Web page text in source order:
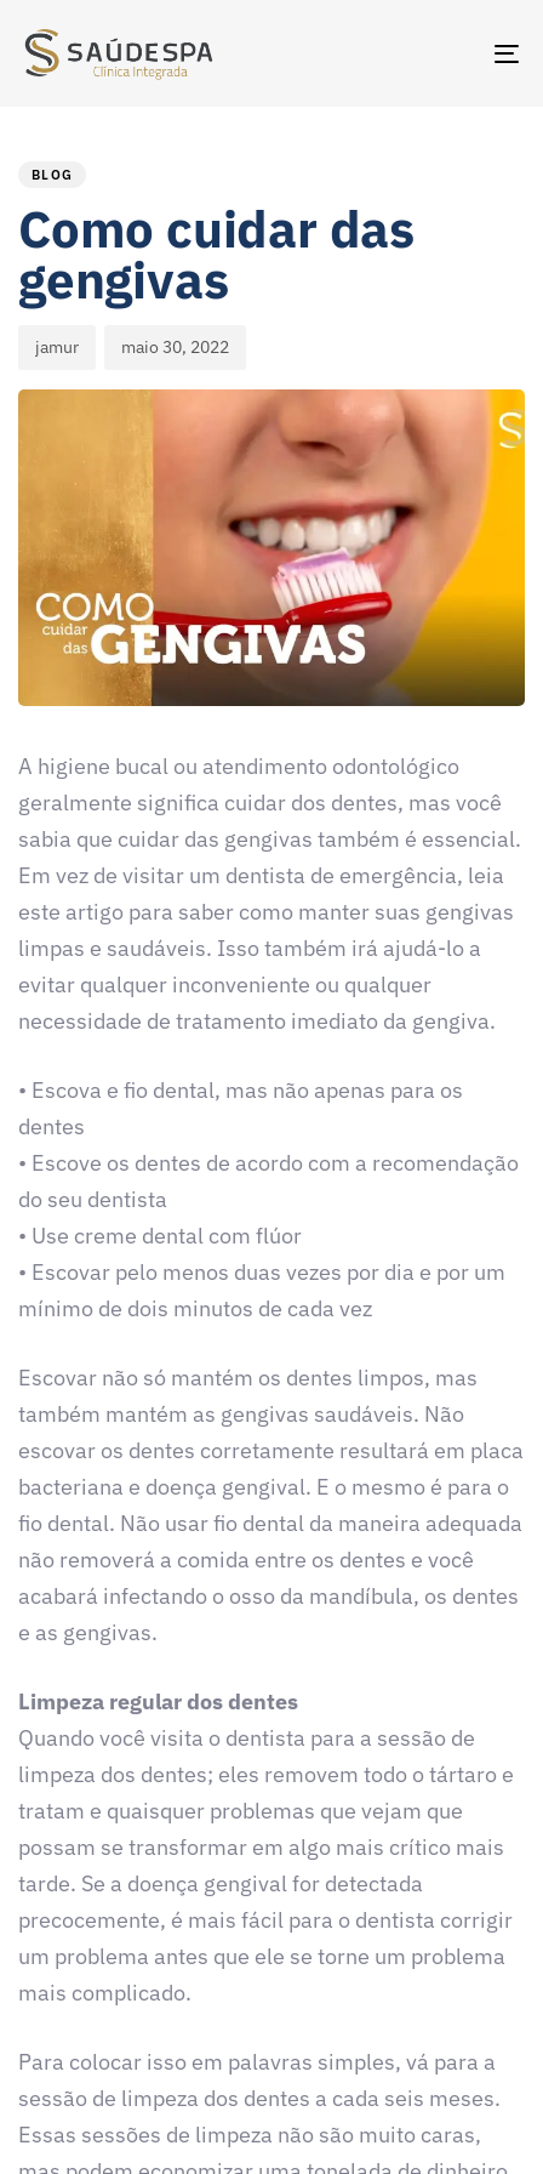
BLOG
Como cuidar das
gengivas
jamur maio 30, 2022
A higiene bucal ou atendimento odontológico
geralmente significa cuidar dos dentes, mas você
sabia que cuidar das gengivas também é essencial.
Em vez de visitar um dentista de emergência, leia
este artigo para saber como manter suas gengivas
limpas e saudáveis. Isso também irá ajudá-lo a
evitar qualquer inconveniente ou qualquer
necessidade de tratamento imediato da gengiva.
• Escova e fio dental, mas não apenas para os
dentes
• Escove os dentes de acordo com a recomendação
do seu dentista
• Use creme dental com flúor
• Escovar pelo menos duas vezes por dia e por um
mínimo de dois minutos de cada vez
Escovar não só mantém os dentes limpos, mas
também mantém as gengivas saudáveis. Não
escovar os dentes corretamente resultará em placa
bacteriana e doença gengival. E o mesmo é para o
fio dental. Não usar fio dental da maneira adequada
não removerá a comida entre os dentes e você
acabará infectando o osso da mandíbula, os dentes
e as gengivas.
Limpeza regular dos dentes
Quando você visita o dentista para a sessão de
limpeza dos dentes; eles removem todo o tártaro e
tratam e quaisquer problemas que vejam que
possam se transformar em algo mais crítico mais
tarde. Se a doença gengival for detectada
precocemente, é mais fácil para o dentista corrigir
um problema antes que ele se torne um problema
mais complicado.
Para colocar isso em palavras simples, vá para a
sessão de limpeza dos dentes a cada seis meses.
Essas sessões de limpeza não são muito caras,